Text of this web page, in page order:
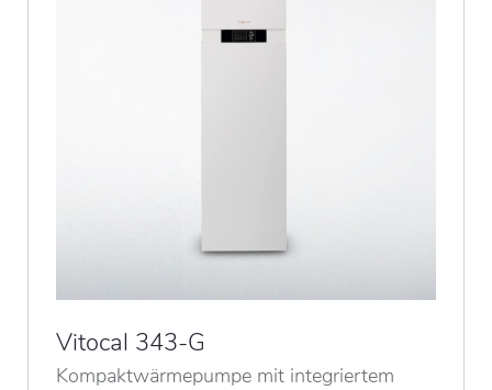
Vitocal 343-G
Kompaktwärmepumpe mit integriertem